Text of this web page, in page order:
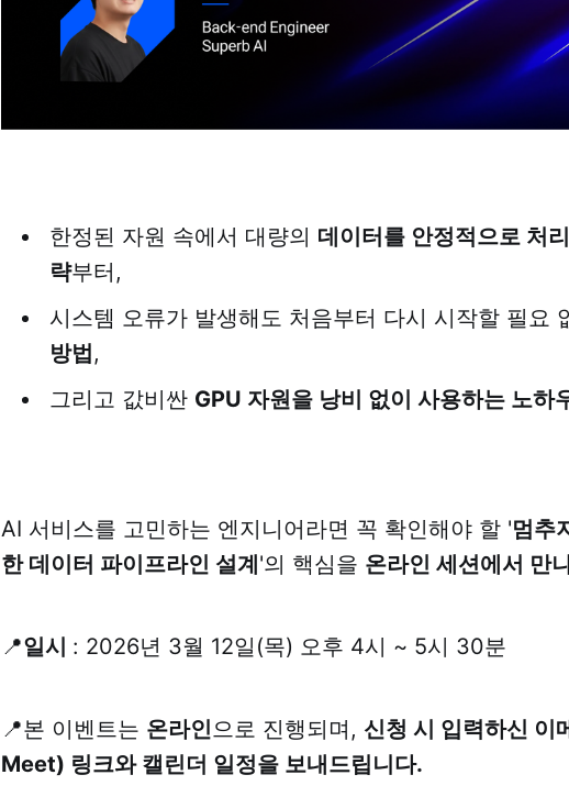
한정된 자원 속에서 대량의 데이터를 안정적으로 처
략부터,
시스템 오류가 발생해도 처음부터 다시 시작할 필요
방법,
그리고 값비싼 GPU 자원을 낭비 없이 사용하는 노하
AI 서비스를 고민하는 엔지니어라면 꼭 확인해야 할 '멈추
한 데이터 파이프라인 설계'의 핵심을 온라인 세션에서 만
📍일시 : 2026년 3월 12일(목) 오후 4시 ~ 5시 30분
📍본 이벤트는 온라인으로 진행되며, 신청 시 입력하신 이
Meet) 링크와 캘린더 일정을 보내드립니다.